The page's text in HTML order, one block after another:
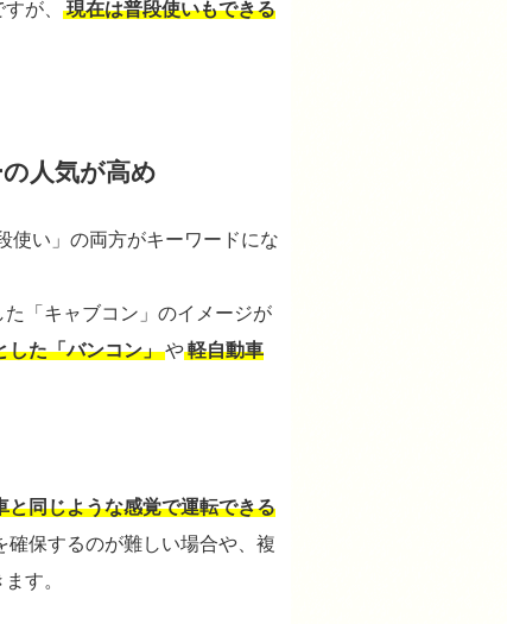
が、
現在は普段使いもできる
人気が高め
使い」の両方がキーワードにな
「キャブコン」のイメージが
した「バンコン」や軽自動車
と同じような感覚で運転できる
保するのが難しい場合や、複
す。